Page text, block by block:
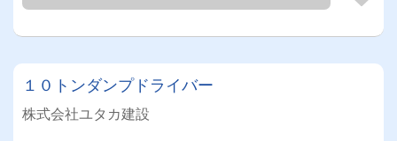
１０トンダンプドライバー
株式会社ユタカ建設